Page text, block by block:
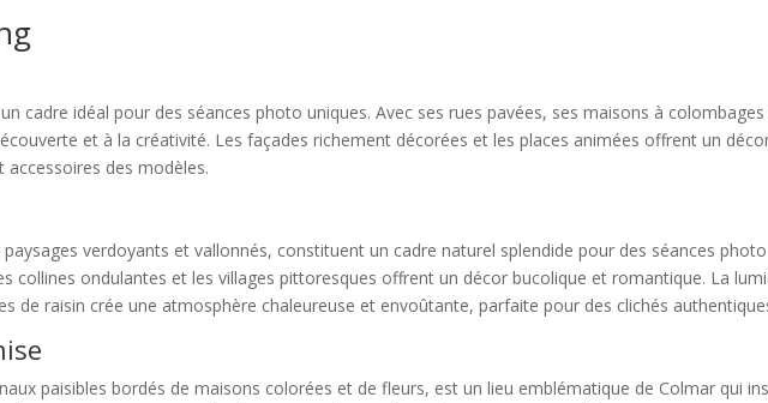
cadre idéal pour des séances photo uniques. Avec ses rues pavées, ses maisons à
et à la créativité. Les façades richement décorées et les places animées offrent un
des modèles.
verdoyants et vallonnés, constituent un cadre naturel splendide pour des séances
collines ondulantes et les villages pittoresques offrent un décor bucolique et romantique. La
de raisin crée une atmosphère chaleureuse et envoûtante, parfaite pour des clichés
paisibles bordés de maisons colorées et de fleurs, est un lieu emblématique de Colmar qui